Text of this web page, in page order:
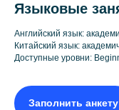
Языковые
Английский язык:
Китайский язык:
Доступные уровни:
Заполнить анкету